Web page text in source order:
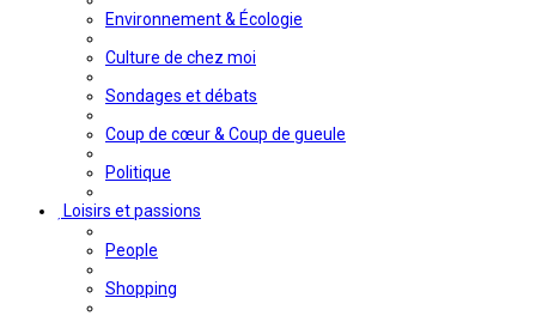
Environnement & Écologie
Culture de chez moi
Sondages et débats
Coup de cœur & Coup de gueule
Politique
Loisirs et passions
People
Shopping